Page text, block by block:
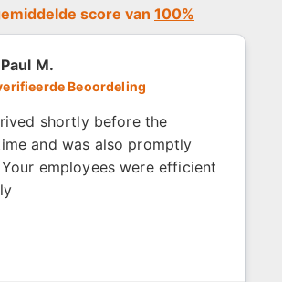
score van 100%
Paul M.
Beoordeling
shortly before the
and was also promptly
employees were efficient